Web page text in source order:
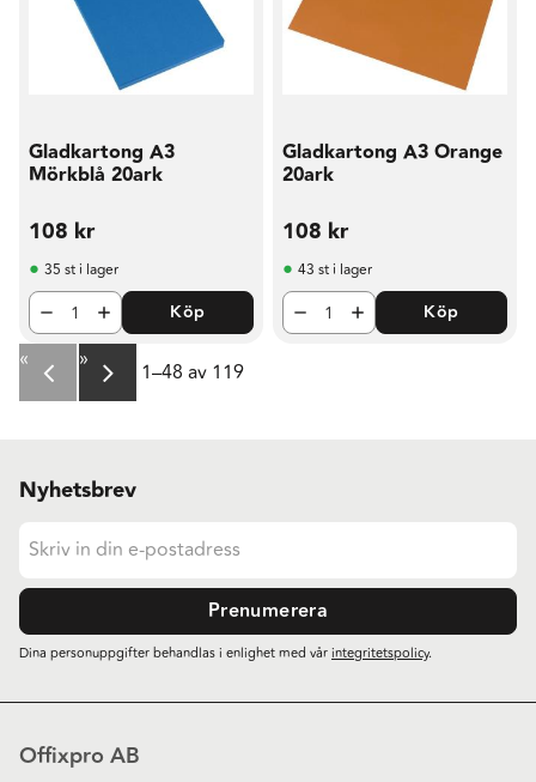
Gladkartong A3
Mörkblå 20ark
108 kr
35 st i lager
Köp
Gladkartong A3 Orange
20ark
108 kr
43 st i lager
Köp
1–48 av 119
« »
Nyhetsbrev
Prenumerera
Dina personuppgifter behandlas i enlighet med vårintegritetspolicy.
Offixpro AB